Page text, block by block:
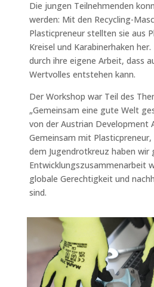
Die jungen Teilnehmenden
werden: Mit den Recycling-
Plasticpreneurstellten sie aus
Kreisel und Karabinerhaken her.
durch ihre eigene Arbeit, dass
Wertvolles entstehen kann.
Der Workshop war Teil des
„Gemeinsam eine gute Welt
von der Austrian Development
Gemeinsam mit
dem Jugendrotkreuz haben wir
Entwicklungszusammenarbeit
globale Gerechtigkeit und
sind.